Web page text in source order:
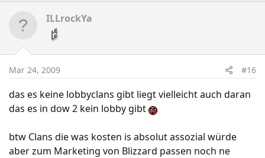
ILLrockYa
Mar 24, 2009 #16
das es keine lobbyclans gibt liegt vielleicht auch daran
das es in dow 2 kein lobby gibt
btw Clans die was kosten is absolut assozial würde
aber zum Marketing von Blizzard passen noch ne